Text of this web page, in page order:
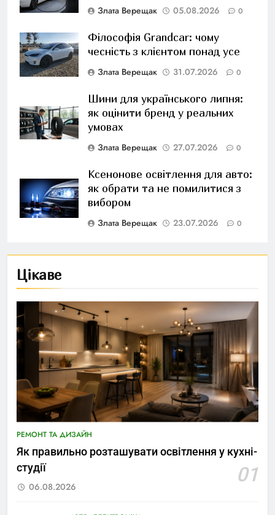
Злата Верещак 05.08.2026 0
Філософія Grandcar: чому
чесність з клієнтом понад усе
Злата Верещак 31.07.2026 0
Шини для українського липня:
як оцінити бренд у реальних
умовах
Злата Верещак 27.07.2026 0
Ксенонове освітлення для авто:
як обрати та не помилитися з
вибором
Злата Верещак 23.07.2026 0
Цікаве
РЕМОНТ ТА ДИЗАЙН
Як правильно розташувати освітлення у кухні-
студії
01
06.08.2026